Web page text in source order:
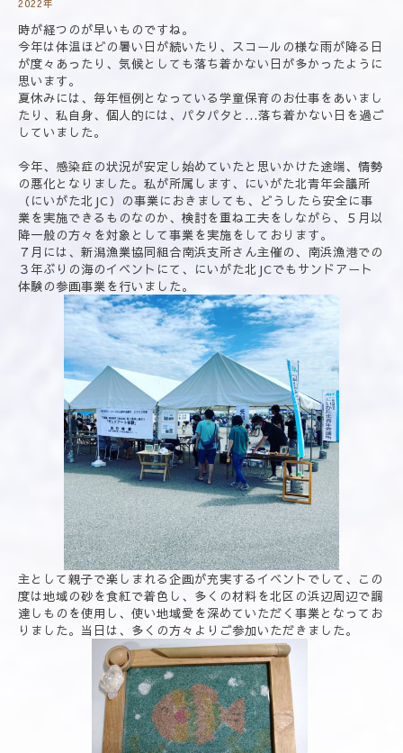
2022年
時が経つのが早いものですね。
今年は体温ほどの暑い日が続いたり、スコールの様な雨が降る日
が度々あったり、気候としても落ち着かない日が多かったように
思います。
夏休みには、毎年恒例となっている学童保育のお仕事をあいまし
たり、私自身、個人的には、パタパタと...落ち着かない日を過ご
していました。
今年、感染症の状況が安定し始めていたと思いかけた途端、情勢
の悪化となりました。私が所属します、にいがた北青年会議所
（にいがた北JC）の事業におきましても、どうしたら安全に事
業を実施できるものなのか、検討を重ね工夫をしながら、５月以
降一般の方々を対象として事業を実施をしております。
７月には、新潟漁業協同組合南浜支所さん主催の、南浜漁港での
３年ぶりの海のイベントにて、にいがた北JCでもサンドアート
体験の参画事業を行いました。
主として親子で楽しまれる企画が充実するイベントでして、この
度は地域の砂を食紅で着色し、多くの材料を北区の浜辺周辺で調
達しものを使用し、使い地域愛を深めていただく事業となってお
りました。当日は、多くの方々よりご参加いただきました。